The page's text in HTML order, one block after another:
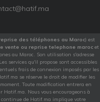
des téléphones au Maroc) est
vente ou reprise telephone marocet
au Maroc. Son utilisation s'adresse
services qu'il propose sont accessibles
frais de connexion imposés par les
se réserve le droit de modifier les
Toute modification entrera en
Nous vous encourageons à
de Hatif.ma implique votre